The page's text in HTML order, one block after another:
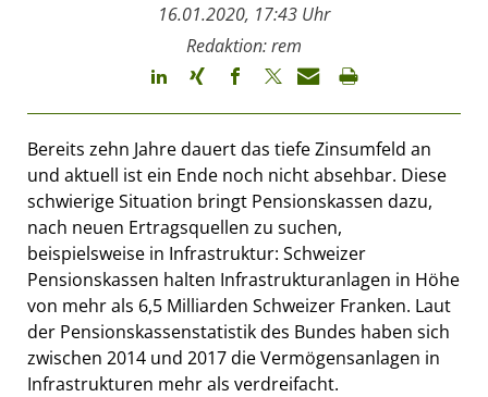
16.01.2020, 17:43 Uhr
Redaktion: rem
Bereits zehn Jahre dauert das tiefe Zinsumfeld an
und aktuell ist ein Ende noch nicht absehbar. Diese
schwierige Situation bringt Pensionskassen dazu,
nach neuen Ertragsquellen zu suchen,
beispielsweise in Infrastruktur: Schweizer
Pensionskassen halten Infrastrukturanlagen in Höhe
von mehr als 6,5 Milliarden Schweizer Franken. Laut
der Pensionskassenstatistik des Bundes haben sich
zwischen 2014 und 2017 die Vermögensanlagen in
Infrastrukturen mehr als verdreifacht.